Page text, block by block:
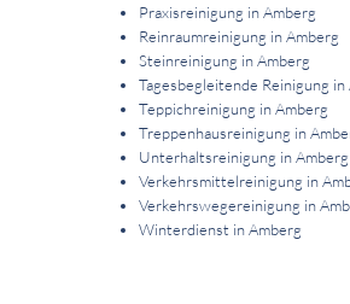
Praxisreinigung in Amberg
Reinraumreinigung in Amberg
Steinreinigung in Amberg
Tagesbegleitende Reinigung in
Teppichreinigung in Amberg
Treppenhausreinigung in
Unterhaltsreinigung in Amberg
Verkehrsmittelreinigung in
Verkehrswegereinigung in
Winterdienst in Amberg